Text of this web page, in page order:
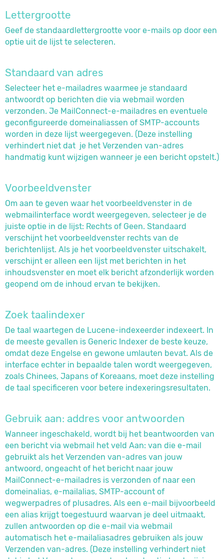
Lettergrootte
Geef de standaardlettergrootte voor e-mails op door een
optie uit de lijst te selecteren.
Standaard van adres
Selecteer het e-mailadres waarmee je standaard
antwoordt op berichten die via webmail worden
verzonden. Je MailConnect-e-mailadres en eventuele
geconfigureerde domeinaliassen of SMTP-accounts
worden in deze lijst weergegeven. (Deze instelling
verhindert niet dat je het Verzenden van-adres
handmatig kunt wijzigen wanneer je een bericht opstelt.)
Voorbeeldvenster
Om aan te geven waar het voorbeeldvenster in de
webmailinterface wordt weergegeven, selecteer je de
juiste optie in de lijst: Rechts of Geen. Standaard
verschijnt het voorbeeldvenster rechts van de
berichtenlijst. Als je het voorbeeldvenster uitschakelt,
verschijnt er alleen een lijst met berichten in het
inhoudsvenster en moet elk bericht afzonderlijk worden
geopend om de inhoud ervan te bekijken.
Zoek taalindexer
De taal waartegen de Lucene-indexeerder indexeert. In
de meeste gevallen is Generic Indexer de beste keuze,
omdat deze Engelse en gewone umlauten bevat. Als de
interface echter in bepaalde talen wordt weergegeven,
zoals Chinees, Japans of Koreaans, moet deze instelling
de taal specificeren voor betere indexeringsresultaten.
Gebruik aan: addres voor antwoorden
Wanneer ingeschakeld, wordt bij het beantwoorden van
een bericht via webmail het veld Aan: van die e-mail
gebruikt als het Verzenden van-adres van jouw
antwoord, ongeacht of het bericht naar jouw
MailConnect-e-mailadres is verzonden of naar een
domeinalias, e-mailalias, SMTP-account of
wegwerpadres of plusadres. Als een e-mail bijvoorbeeld
een alias krijgt toegestuurd waarvan je deel uitmaakt,
zullen antwoorden op die e-mail via webmail
automatisch het e-mailaliasadres gebruiken als jouw
Verzenden van-adres. (Deze instelling verhindert niet